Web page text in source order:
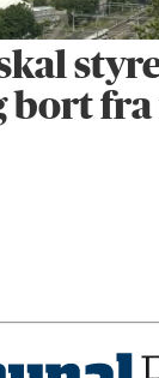
bort fra